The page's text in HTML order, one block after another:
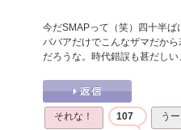
今だSMAPって（笑）四十半
ババアだけでこんなザマだか
だろうな。時代錯誤も甚だしい
それな！ 107 う